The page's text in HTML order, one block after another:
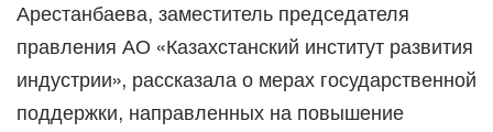
Арестанбаева, заместитель председателя
правления АО «Казахстанский институт развития
индустрии», рассказала о мерах государственной
поддержки, направленных на повышение